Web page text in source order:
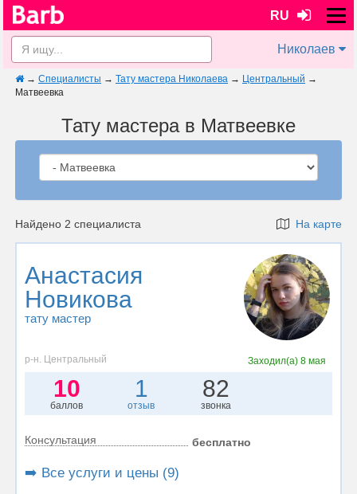
RU
Николаев
→ Специалисты → Тату мастера Николаева → Центральный →
Матвеевка
Тату мастера в Матвеевке
Найдено 2 специалиста На карте
Анастасия
Новикова
тату мастер
р-н. Центральный Заходил(а)8 мая
10
баллов
1
отзыв
82
звонка
Консультация бесплатно
➡️ Все услуги и цены (9)